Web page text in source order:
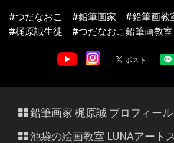
#つだなおこ #鉛筆画家 #鉛筆画
#梶原誠生徒 #つだなおこ鉛筆画教
鉛筆画家 梶原誠 プロフィール
池袋の絵画教室 LUNAアート